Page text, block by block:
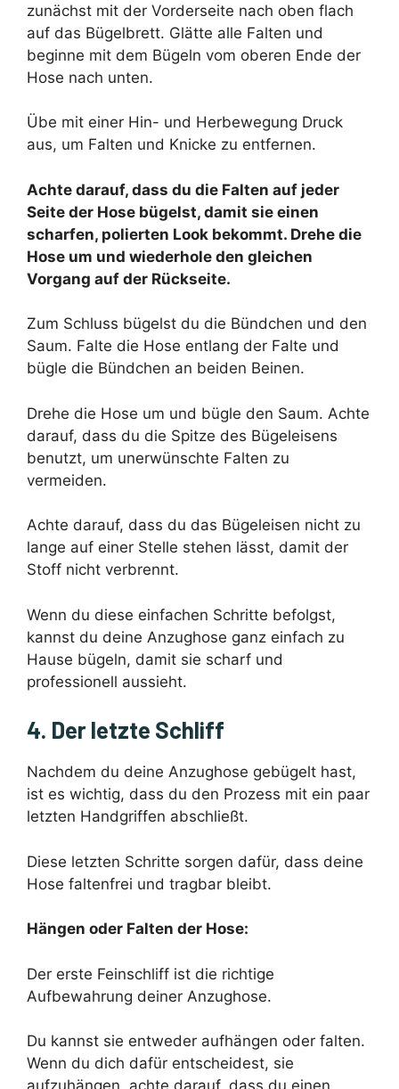
zunächst mit der Vorderseite nach oben flach
auf das Bügelbrett. Glätte alle Falten und
beginne mit dem Bügeln vom oberen Ende der
Hose nach unten.
Übe mit einer Hin- und Herbewegung Druck
aus, um Falten und Knicke zu entfernen.
Achte darauf, dass du die Falten auf jeder
Seite der Hose bügelst, damit sie einen
scharfen, polierten Look bekommt. Drehe die
Hose um und wiederhole den gleichen
Vorgang auf der Rückseite.
Zum Schluss bügelst du die Bündchen und den
Saum. Falte die Hose entlang der Falte und
bügle die Bündchen an beiden Beinen.
Drehe die Hose um und bügle den Saum. Achte
darauf, dass du die Spitze des Bügeleisens
benutzt, um unerwünschte Falten zu
vermeiden.
Achte darauf, dass du das Bügeleisen nicht zu
lange auf einer Stelle stehen lässt, damit der
Stoff nicht verbrennt.
Wenn du diese einfachen Schritte befolgst,
kannst du deine Anzughose ganz einfach zu
Hause bügeln, damit sie scharf und
professionell aussieht.
4. Der letzte Schliff
Nachdem du deine Anzughose gebügelt hast,
ist es wichtig, dass du den Prozess mit ein paar
letzten Handgriffen abschließt.
Diese letzten Schritte sorgen dafür, dass deine
Hose faltenfrei und tragbar bleibt.
Hängen oder Falten der Hose:
Der erste Feinschliff ist die richtige
Aufbewahrung deiner Anzughose.
Du kannst sie entweder aufhängen oder falten.
Wenn du dich dafür entscheidest, sie